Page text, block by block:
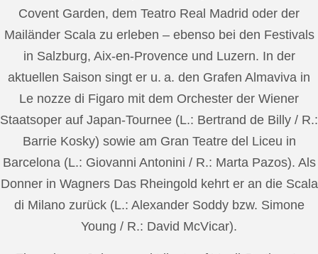
Covent Garden, dem Teatro Real Madrid oder der
Mailänder Scala zu erleben – ebenso bei den Festivals
in Salzburg, Aix-en-Provence und Luzern. In der
aktuellen Saison singt er u. a. den Grafen Almaviva in
Le nozze di Figaro mit dem Orchester der Wiener
Staatsoper auf Japan-Tournee (L.: Bertrand de Billy / R.:
Barrie Kosky) sowie am Gran Teatre del Liceu in
Barcelona (L.: Giovanni Antonini / R.: Marta Pazos). Als
Donner in Wagners Das Rheingold kehrt er an die Scala
di Milano zurück (L.: Alexander Soddy bzw. Simone
Young / R.: David McVicar).